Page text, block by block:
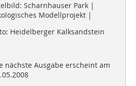
Scharnhauser Park |
Modellprojekt |
Heidelberger Kalksandstein
nächste Ausgabe erscheint am